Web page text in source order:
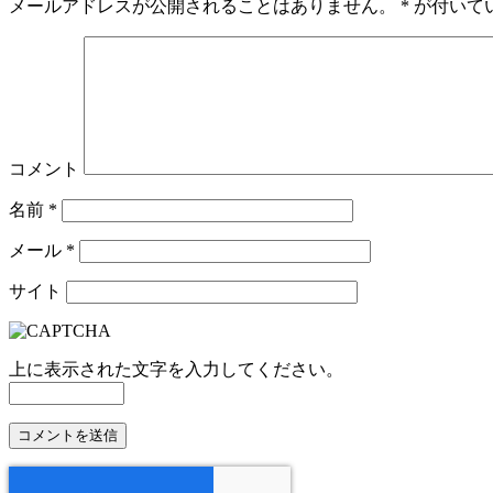
メールアドレスが公開されることはありません。 * が付いて
コメント
名前 *
メール *
サイト
上に表示された文字を入力してください。